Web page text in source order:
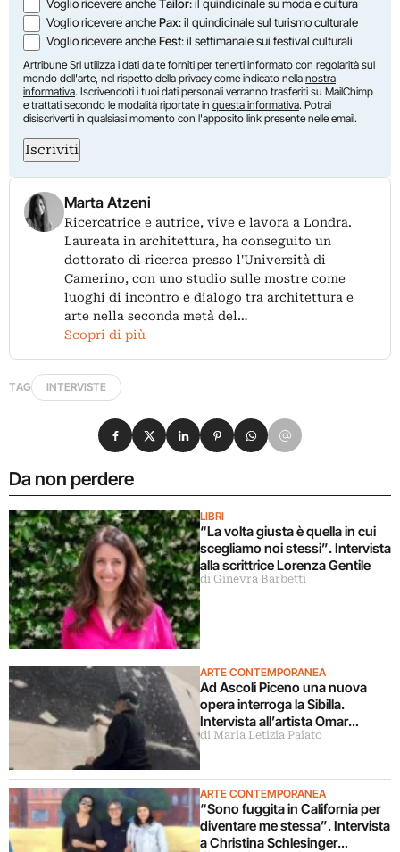
Voglio ricevere ancheTailor: il quindicinale su moda e cultura
Voglio ricevere anchePax: il quindicinale sul turismo culturale
Voglio ricevere ancheFest: il settimanale sui festival culturali
Artribune Srl utilizza i dati da te forniti per tenerti informato con regolarità sul
mondo dell'arte, nel rispetto della privacy come indicato nella nostra
informativa. Iscrivendoti i tuoi dati personali verranno trasferiti su MailChimp
e trattati secondo le modalità riportate in questa informativa. Potrai
disiscriverti in qualsiasi momento con l'apposito link presente nelle email.
Iscriviti
Marta Atzeni
Ricercatrice e autrice, vive e lavora a Londra.
Laureata in architettura, ha conseguito un
dottorato di ricerca presso l'Università di
Camerino, con uno studio sulle mostre come
luoghi di incontro e dialogo tra architettura e
arte nella seconda metà del…
Scopri di più
TAG INTERVISTE
Da non perdere
LIBRI
“La volta giusta è quella in cui
scegliamo noi stessi”. Intervista
alla scrittrice Lorenza Gentile
di Ginevra Barbetti
ARTE CONTEMPORANEA
Ad Ascoli Piceno una nuova
opera interroga la Sibilla.
Intervista all’artista Omar
Galliani
di Maria Letizia Paiato
ARTE CONTEMPORANEA
“Sono fuggita in California per
diventare me stessa”. Intervista
a Christina Schlesinger
Condividi su Facebook
Condividi su X
Condividi su LinkedIn
Condividi su Pinterest
Condividi su WhatsApp
Condividi su Email